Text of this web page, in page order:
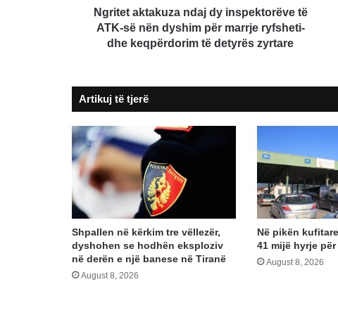
dyshim
keqpërdorim
detyrës
zyrtare
Ngritet aktakuza ndaj dy inspektorëve të
ATK-së nën dyshim për marrje ryfsheti-
dhe keqpërdorim të detyrës zyrtare
Artikuj të tjerë
Shpallen në kërkim tre vëllezër,
dyshohen se hodhën eksploziv
në derën e një banese në Tiranë
August 8, 2026
Në pikën
41 mijë hyrje për
August 8, 2026